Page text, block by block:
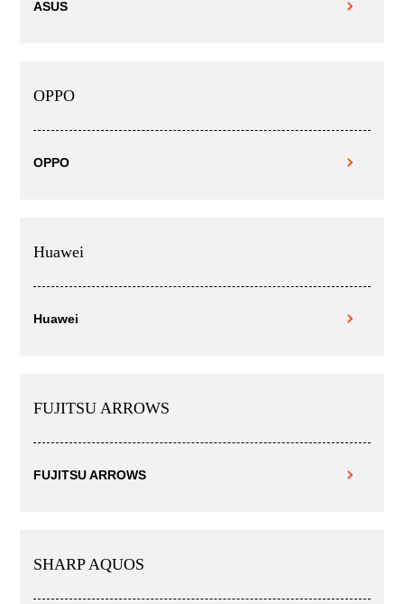
ASUS
OPPO
OPPO
Huawei
Huawei
FUJITSU ARROWS
FUJITSU ARROWS
SHARP AQUOS